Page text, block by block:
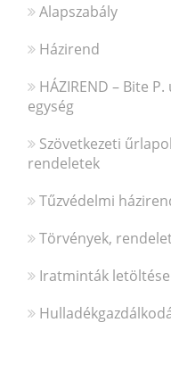
Alapszabály
Házirend
HÁZIREND – Bite
egység
Szövetkezeti
rendeletek
Tűzvédelmi
Törvények,
Iratminták letöltése